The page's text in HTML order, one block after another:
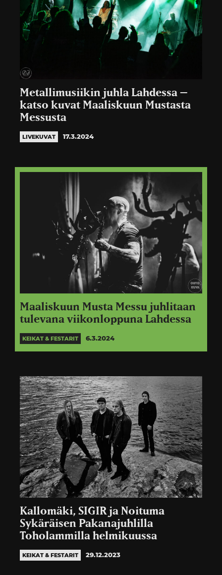
Metallimusiikin juhla Lahdessa –
katso kuvat Maaliskuun Mustasta
Messusta
LIVEKUVAT 17.3.2024
Maaliskuun Musta Messu juhlitaan
tulevana viikonloppuna Lahdessa
KEIKAT & FESTARIT 6.3.2024
Kallomäki, SIGIR ja Noituma
Sykäräisen Pakanajuhlilla
Toholammilla helmikuussa
KEIKAT & FESTARIT 29.12.2023